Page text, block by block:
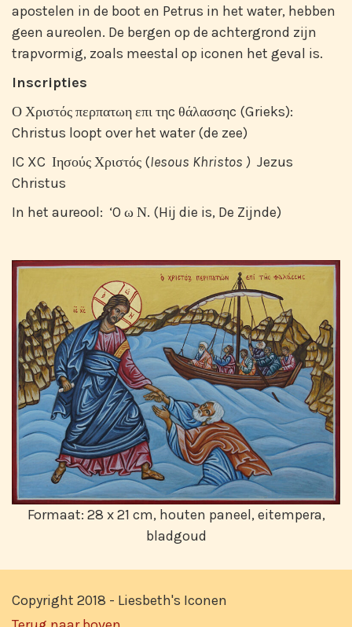
apostelen in de boot en Petrus in het water, hebben
geen aureolen. De bergen op de achtergrond zijn
trapvormig, zoals meestal op iconen het geval is.
Inscripties
Ο Χριστός περπατωη επι τηc θάλασσηc (Grieks):
Christus loopt over het water (de zee)
IC XC Ιησούς Χριστός (Iesous Khristos ) Jezus
Christus
In het aureool: ‘O ω Ν. (Hij die is, De Zijnde)
Formaat: 28 x 21 cm, houten paneel, eitempera,
bladgoud
Copyright 2018 - Liesbeth's Iconen